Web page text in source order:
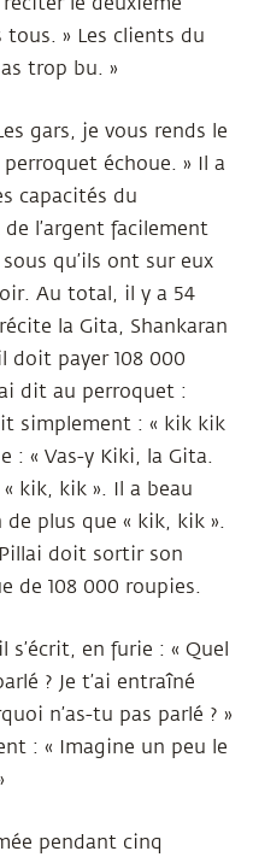
» Les clients du
trop bu. »
gars, je vous rends le
échoue. » Il a
capacités du
l’argent facilement
qu’ils ont sur eux
Au total, il y a 54
la Gita, Shankaran
doit payer 108 000
dit au perroquet :
simplement : « kik kik
: « Vas-y Kiki, la Gita.
kik, kik ». Il a beau
plus que « kik, kik ».
doit sortir son
de 108 000 roupies.
en furie : « Quel
? Je t’ai entraîné
n’as-tu pas parlé ? »
: « Imagine un peu le
pendant cinq